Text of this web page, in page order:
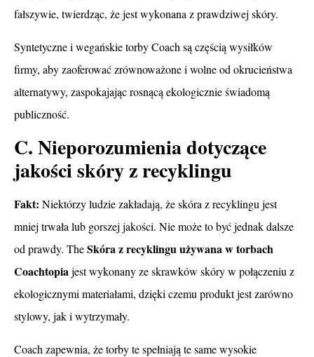
fałszywie, twierdząc, że jest wykonana z prawdziwej skóry.
Syntetyczne i wegańskie torby Coach są częścią wysiłków
firmy, aby zaoferować zrównoważone i wolne od okrucieństwa
alternatywy, zaspokajając rosnącą ekologicznie świadomą
publiczność.
C. Nieporozumienia dotyczące
jakości skóry z recyklingu
Fakt: Niektórzy ludzie zakładają, że skóra z recyklingu jest
mniej trwała lub gorszej jakości. Nie może to być jednak dalsze
od prawdy. TheSkóra z recyklingu używana w torbach
Coachtopiajest wykonany ze skrawków skóry w połączeniu z
ekologicznymi materiałami, dzięki czemu produkt jest zarówno
stylowy, jak i wytrzymały.
Coach zapewnia, że torby te spełniają te same wysokie